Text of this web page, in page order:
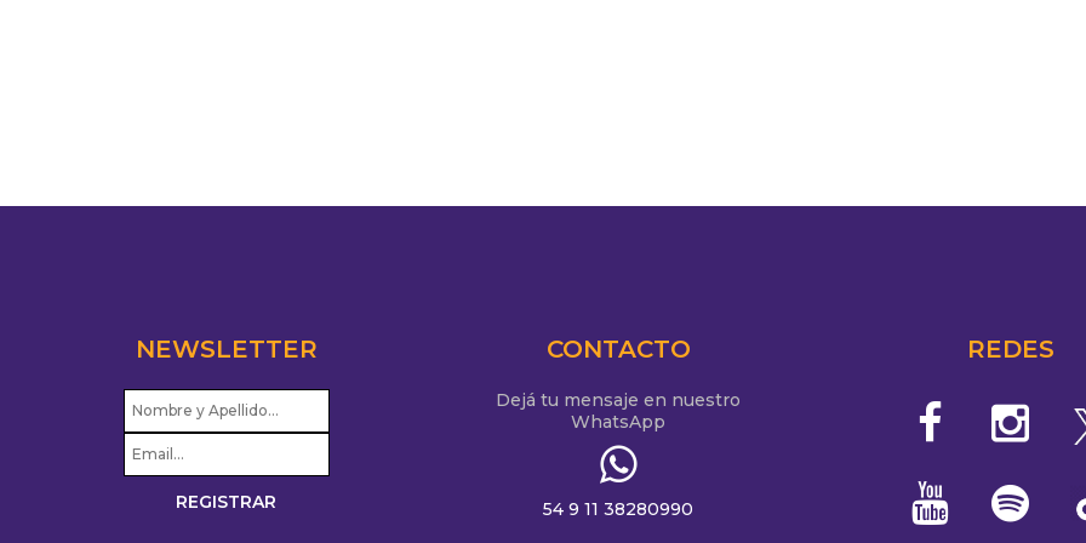
NEWSLETTER CONTACTO
Dejá tu mensaje en nuestro
WhatsApp
54 9 11 38280990
REDES